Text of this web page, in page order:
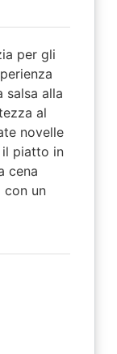
per gli
salsa alla
al
novelle
il piatto in
cena
con un